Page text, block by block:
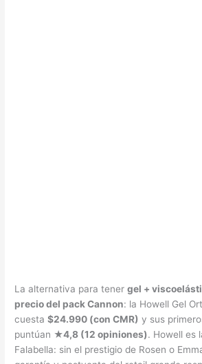
La alternativa para tenergel +
precio del pack Cannon: la Howell Gel
cuesta$24.990 (con CMR) y sus
puntúan ★4,8 (12 opiniones). Howell es
Falabella: sin el prestigio de Rosen o